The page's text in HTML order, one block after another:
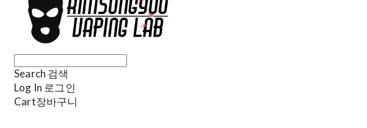
Search 검색
Log In 로그인
Cart장바구니